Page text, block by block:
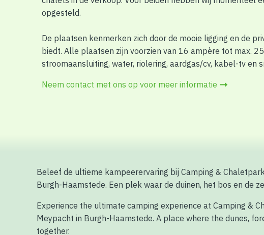
opgesteld.
De plaatsen kenmerken zich door de mooie ligging en de
biedt. Alle plaatsen zijn voorzien van 16 ampère tot max.
stroomaansluiting, water, riolering, aardgas/cv, kabel-tv en
Neem contact met ons op voor meer informatie
Beleef de ultieme kampeerervaring bij Camping &
Burgh-Haamstede. Een plek waar de duinen, het bos en de
Experience the ultimate camping experience at Camping &
Meypacht in Burgh-Haamstede. A place where the dunes,
together.